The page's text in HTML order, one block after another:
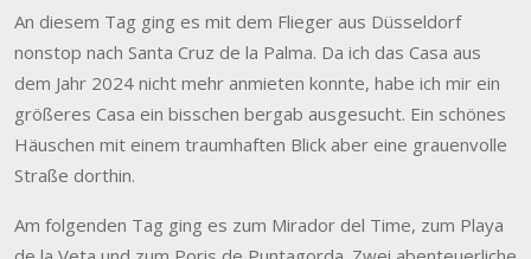
An diesem Tag ging es mit dem Flieger aus Düsseldorf
nonstop nach Santa Cruz de la Palma. Da ich das Casa aus
dem Jahr 2024 nicht mehr anmieten konnte, habe ich mir ein
größeres Casa ein bisschen bergab ausgesucht. Ein schönes
Häuschen mit einem traumhaften Blick aber eine grauenvolle
Straße dorthin.
Am folgenden Tag ging es zum Mirador del Time, zum Playa